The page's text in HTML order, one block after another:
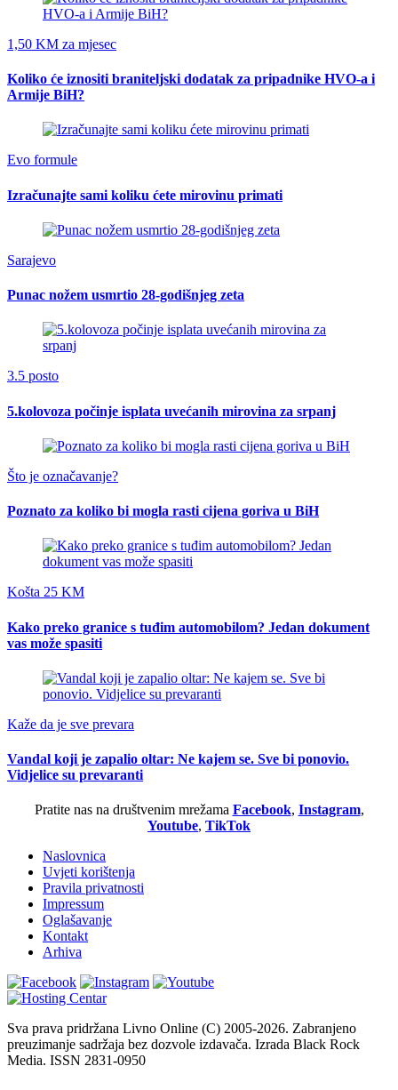
1,50 KM za mjesec
Koliko će iznositi braniteljski dodatak za pripadnike HVO-a i
Armije BiH?
Evo formule
Izračunajte sami koliku ćete mirovinu primati
Sarajevo
Punac nožem usmrtio 28-godišnjeg zeta
3.5 posto
5.kolovoza počinje isplata uvećanih mirovina za srpanj
Što je označavanje?
Poznato za koliko bi mogla rasti cijena goriva u BiH
Košta 25 KM
Kako preko granice s tuđim automobilom? Jedan dokument
vas može spasiti
Kaže da je sve prevara
Vandal koji je zapalio oltar: Ne kajem se. Sve bi ponovio.
Vidjelice su prevaranti
Pratite nas na društvenim mrežama Facebook, Instagram,
Youtube, TikTok
Naslovnica
Uvjeti korištenja
Pravila privatnosti
Impressum
Oglašavanje
Kontakt
Arhiva
Sva prava pridržana Livno Online (C) 2005-2026. Zabranjeno
preuzimanje sadržaja bez dozvole izdavača. Izrada Black Rock
Media. ISSN 2831-0950